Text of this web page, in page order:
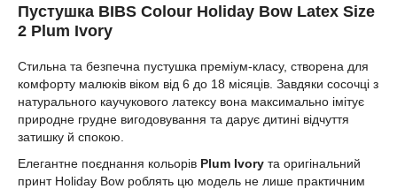
Пустушка BIBS Colour Holiday Bow Latex Size
2 Plum Ivory
Стильна та безпечна пустушка преміум-класу, створена для
комфорту малюків віком від 6 до 18 місяців. Завдяки сосочці з
натурального каучукового латексу вона максимально імітує
природне грудне вигодовування та дарує дитині відчуття
затишку й спокою.
Елегантне поєднання кольорів Plum Ivory та оригінальний
принт Holiday Bow роблять цю модель не лише практичним